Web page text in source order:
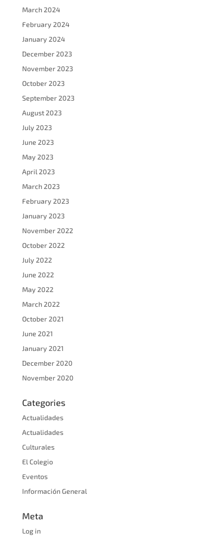
March 2024
February 2024
January 2024
December 2023
November 2023
October 2023
September 2023
August 2023
July 2023
June 2023
May 2023
April 2023
March 2023
February 2023
January 2023
November 2022
October 2022
July 2022
June 2022
May 2022
March 2022
October 2021
June 2021
January 2021
December 2020
November 2020
Categories
Actualidades
Actualidades
Culturales
El Colegio
Eventos
Información General
Meta
Log in